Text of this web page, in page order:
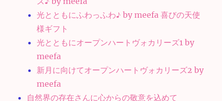
光とともにふわっふわ♪ by meefa 喜びの天使
様ギフト
光とともにオープンハートヴォカリーズ1 by
meefa
新月に向けてオープンハートヴォカリーズ2 by
meefa
自然界の存在さんに心からの敬意を込めて